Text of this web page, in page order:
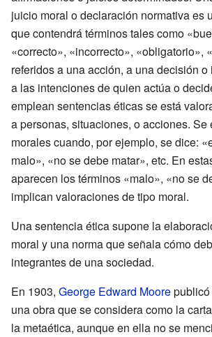
juicio moral o declaración normativa es
que contendrá términos tales como
«correcto», «incorrecto», «obligatorio»,
referidos a una acción, a una decisión
a las intenciones de quien actúa o
emplean sentencias éticas se está
a personas, situaciones, o acciones.
morales cuando, por ejemplo, se dice:
malo», «no se debe matar», etc. En
aparecen los términos «malo», «no se
implican valoraciones de tipo moral.
Una sentencia ética supone la
moral y una norma que señala cómo
integrantes de una sociedad.
En 1903, George Edward Moorepublicó
una obra que se considera como la
la metaética, aunque en ella no se